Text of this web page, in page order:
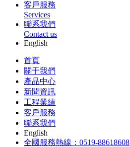
客戶服務
Services
聯系我們
Contact us
English
首頁
關于我們
產品中心
新聞資訊
工程業績
客戶服務
聯系我們
English
全國服務熱線：0519-88618608